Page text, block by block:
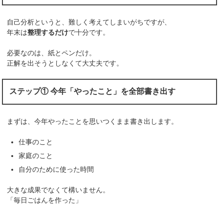
自己分析というと、難しく考えてしまいがちですが、
年末は整理するだけで十分です。
必要なのは、紙とペンだけ。
正解を出そうとしなくて大丈夫です。
ステップ① 今年「やったこと」を全部書き出す
まずは、今年やったことを思いつくまま書き出します。
仕事のこと
家庭のこと
自分のために使った時間
大きな成果でなくて構いません。
「毎日ごはんを作った」